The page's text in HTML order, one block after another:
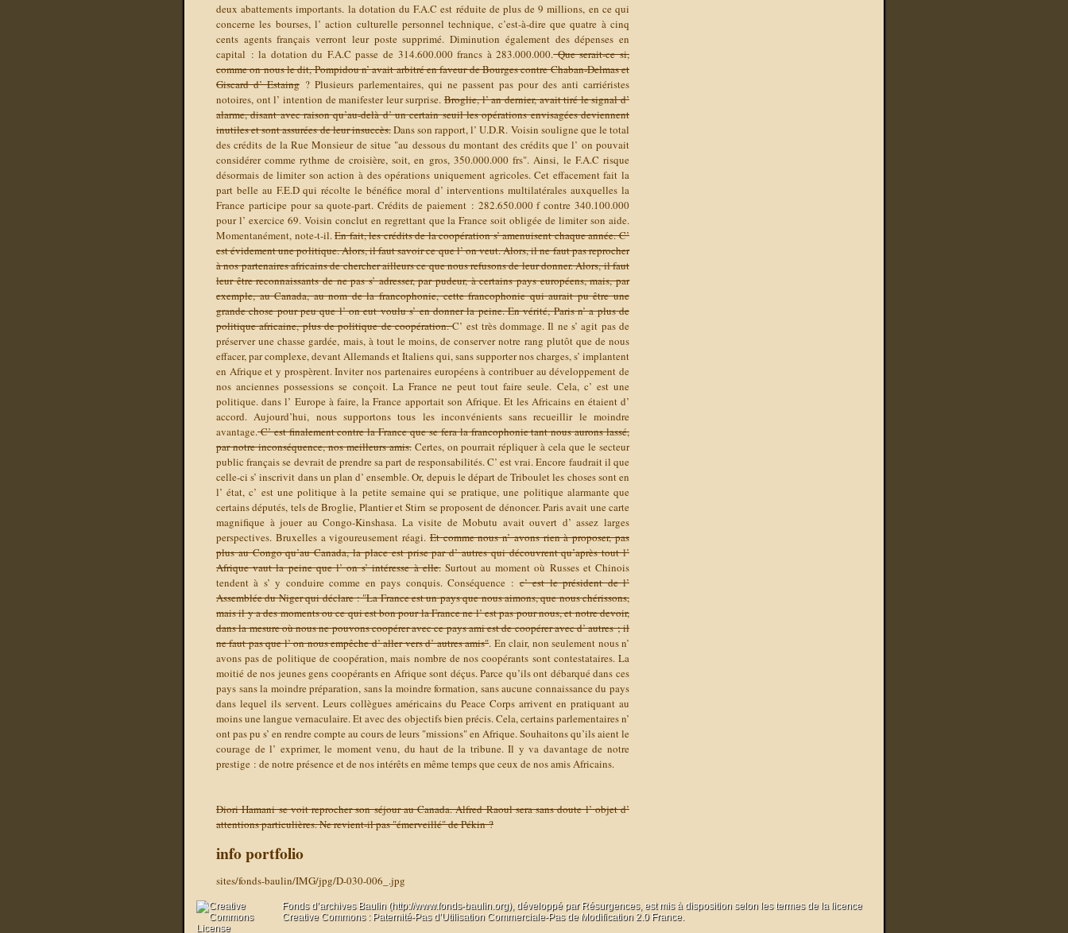
deux abattements importants. la dotation du F.A.C est réduite de plus de 9 millions, en ce qui
concerne les bourses, l’ action culturelle personnel technique, c’est-à-dire que quatre à cinq
cents agents français verront leur poste supprimé. Diminution également des dépenses en
capital : la dotation du F.A.C passe de 314.600.000 francs à 283.000.000.Que serait-ce si,
comme on nous le dit, Pompidou n’ avait arbitré en faveur de Bourges contre Chaban-Delmas et
Giscard d’ Estaing ? Plusieurs parlementaires, qui ne passent pas pour des anti carriéristes
notoires, ont l’ intention de manifester leur surprise. Broglie, l’ an dernier, avait tiré le signal d’
alarme, disant avec raison qu’au-delà d’ un certain seuil les opérations envisagées deviennent
inutiles et sont assurées de leur insuccès.Dans son rapport, l’ U.D.R. Voisin souligne que le total
des crédits de la Rue Monsieur de situe "au dessous du montant des crédits que l’ on pouvait
considérer comme rythme de croisière, soit, en gros, 350.000.000 frs". Ainsi, le F.A.C risque
désormais de limiter son action à des opérations uniquement agricoles. Cet effacement fait la
part belle au F.E.D qui récolte le bénéfice moral d’ interventions multilatérales auxquelles la
France participe pour sa quote-part. Crédits de paiement : 282.650.000 f contre 340.100.000
pour l’ exercice 69. Voisin conclut en regrettant que la France soit obligée de limiter son aide.
Momentanément, note-t-il.En fait, les crédits de la coopération s’ amenuisent chaque année. C’
est évidement une politique. Alors, il faut savoir ce que l’ on veut. Alors, il ne faut pas reprocher
à nos partenaires africains de chercher ailleurs ce que nous refusons de leur donner. Alors, il faut
leur être reconnaissants de ne pas s’ adresser, par pudeur, à certains pays européens, mais, par
exemple, au Canada, au nom de la francophonie, cette francophonie qui aurait pu être une
grande chose pour peu que l’ on eut voulu s’ en donner la peine. En vérité, Paris n’ a plus de
politique africaine, plus de politique de coopération.C’ est très dommage. Il ne s’ agit pas de
préserver une chasse gardée, mais, à tout le moins, de conserver notre rang plutôt que de nous
effacer, par complexe, devant Allemands et Italiens qui, sans supporter nos charges, s’ implantent
en Afrique et y prospèrent. Inviter nos partenaires européens à contribuer au développement de
nos anciennes possessions se conçoit. La France ne peut tout faire seule. Cela, c’ est une
politique. dans l’ Europe à faire, la France apportait son Afrique. Et les Africains en étaient d’
accord. Aujourd’hui, nous supportons tous les inconvénients sans recueillir le moindre
avantage.C’ est finalement contre la France que se fera la francophonie tant nous aurons lassé,
par notre inconséquence, nos meilleurs amis.Certes, on pourrait répliquer à cela que le secteur
public français se devrait de prendre sa part de responsabilités. C’ est vrai. Encore faudrait il que
celle-ci s’ inscrivit dans un plan d’ ensemble. Or, depuis le départ de Triboulet les choses sont en
l’ état, c’ est une politique à la petite semaine qui se pratique, une politique alarmante que
certains députés, tels de Broglie, Plantier et Stirn se proposent de dénoncer. Paris avait une carte
magnifique à jouer au Congo-Kinshasa. La visite de Mobutu avait ouvert d’ assez larges
perspectives. Bruxelles a vigoureusement réagi.Et comme nous n’ avons rien à proposer, pas
plus au Congo qu’au Canada, la place est prise par d’ autres qui découvrent qu’après tout l’
Afrique vaut la peine que l’ on s’ intéresse à elle.Surtout au moment où Russes et Chinois
tendent à s’ y conduire comme en pays conquis. Conséquence :c’ est le président de l’
Assemblée du Niger qui déclare : "La France est un pays que nous aimons, que nous chérissons,
mais il y a des moments ou ce qui est bon pour la France ne l’ est pas pour nous, et notre devoir,
dans la mesure où nous ne pouvons coopérer avec ce pays ami est de coopérer avec d’ autres ; il
ne faut pas que l’ on nous empêche d’ aller vers d’ autres amis". En clair, non seulement nous n’
avons pas de politique de coopération, mais nombre de nos coopérants sont contestataires. La
moitié de nos jeunes gens coopérants en Afrique sont déçus. Parce qu’ils ont débarqué dans ces
pays sans la moindre préparation, sans la moindre formation, sans aucune connaissance du pays
dans lequel ils servent. Leurs collègues américains du Peace Corps arrivent en pratiquant au
moins une langue vernaculaire. Et avec des objectifs bien précis. Cela, certains parlementaires n’
ont pas pu s’ en rendre compte au cours de leurs "missions" en Afrique. Souhaitons qu’ils aient le
courage de l’ exprimer, le moment venu, du haut de la tribune. Il y va davantage de notre
prestige : de notre présence et de nos intérêts en même temps que ceux de nos amis Africains.
Diori Hamani se voit reprocher son séjour au Canada. Alfred Raoul sera sans doute l’ objet d’
attentions particulières. Ne revient-il pas "émerveillé" de Pékin ?
info portfolio
sites/fonds-baulin/IMG/jpg/D-030-006_.jpg
Fonds d’archives Baulin (http://www.fonds-baulin.org), développé par Résurgences, est mis à disposition selon les termes de la licence
Creative Commons : Paternité-Pas d’Utilisation Commerciale-Pas de Modification 2.0 France.